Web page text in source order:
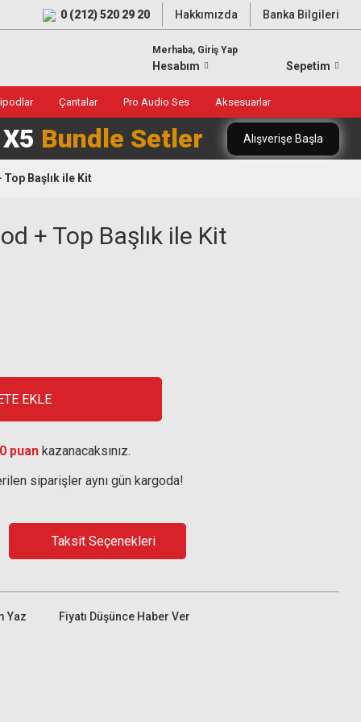
0 (212) 520 29 20 Hakkımızda Banka Bilgileri
Merhaba, Giriş Yap
Hesabım Sepetim
Çantalar Pro Audio Ses Aksesuarlar
Bundle Setler Alışverişe Başla
Başlık ile Kit
+ Top Başlık ile Kit
EKLE
puan kazanacaksınız.
siparişler aynı gün kargoda!
Taksit Seçenekleri
Yaz Fiyatı Düşünce Haber Ver